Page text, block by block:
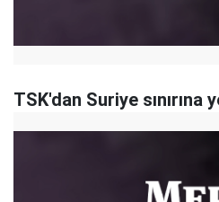
TSK'dan Suriye sınırına